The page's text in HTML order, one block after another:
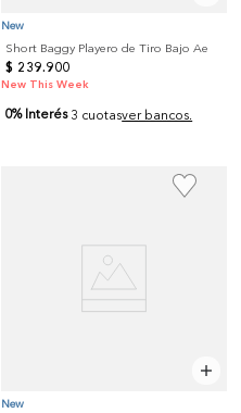
New
Short Baggy Playero de Tiro Bajo Ae
$ 239.900
New This Week
0% Interés 3 cuotasver bancos.
New